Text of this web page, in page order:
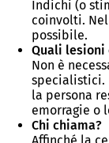
Indichi (o
coinvolti.
possibile.
Quali lesioni
Non è
specialistici.
la persona
emorragie o
Chi chiama?